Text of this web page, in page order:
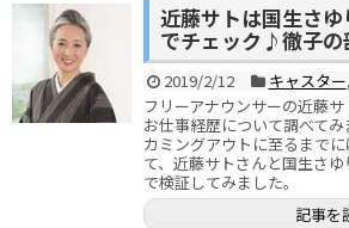
近藤サトは国生さ
でチェック♪徹子の
2019/2/12 キャスター,
フリーアナウンサーの近藤
お仕事経歴について調べて
カミングアウトに至るまで
て、近藤サトさんと国生さ
で検証してみました。
記事を